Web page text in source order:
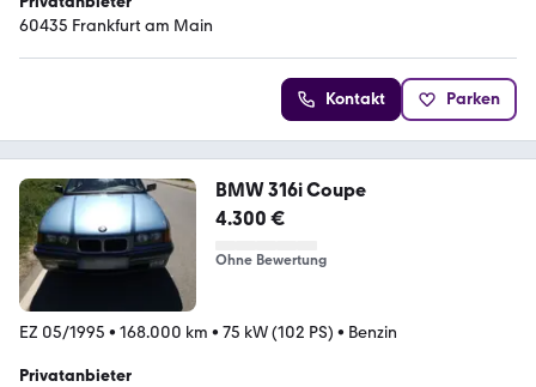
60435 Frankfurt am Main
Kontakt Parken
BMW 316i Coupe
4.300 €
Ohne Bewertung
EZ 05/1995 • 168.000 km • 75 kW (102 PS) • Benzin
Privatanbieter